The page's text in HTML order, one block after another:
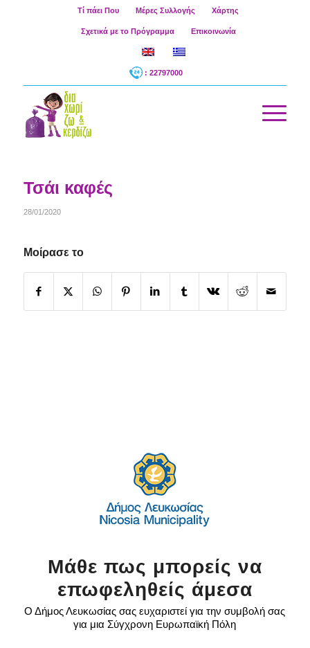
Τί πάει Που Μέρες Συλλογής Χάρτης
Σχετικά με το Πρόγραμμα Επικοινωνία
: 22797000
Τσάι καφές
28/01/2020
Μοίρασε το
Μάθε πως μπορείς να
επωφεληθείς άμεσα
Ο Δήμος Λευκωσίας σας ευχαριστεί για την συμβολή σας
για μια Σύγχρονη Ευρωπαϊκή Πόλη